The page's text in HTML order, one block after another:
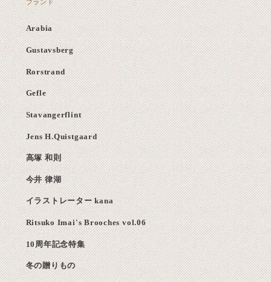
ブランド
Arabia
Gustavsberg
Rorstrand
Gefle
Stavangerflint
Jens H.Quistgaard
高塚 和則
今井 律湖
イラストレーター kana
Ritsuko Imai's Brooches vol.06
10周年記念特集
冬の贈りもの